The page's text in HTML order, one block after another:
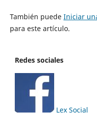
También puede Iniciar
para este artículo.
Redes sociales
Lex Social